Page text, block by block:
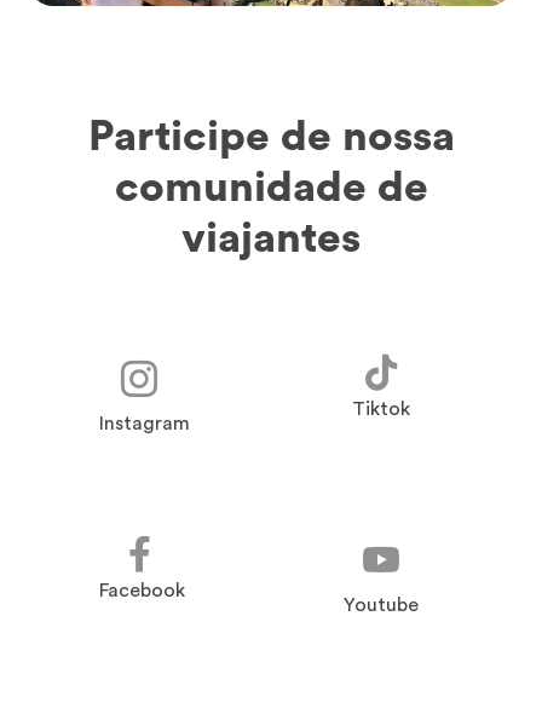
Participe de nossa
comunidade de
viajantes
Instagram
Tiktok
Facebook
Youtube